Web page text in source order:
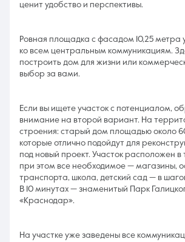
ценит удобство и перспективы.
Ровная площадка с фасадом 10,25 метра
ко всем центральным коммуникациям.
построить дом для жизни или
выбор за вами.
Если вы ищете участок с потенциалом,
внимание на второй вариант. На
строения: старый дом площадью около
которые отлично подойдут для
под новый проект. Участок расположен в
при этом все необходимое — магазины,
транспорта, школа, детский сад — в
В 10 минутах — знаменитый Парк
«Краснодар».
На участке уже заведены все